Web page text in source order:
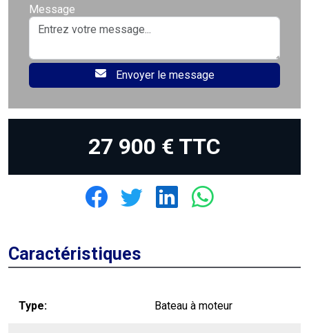
Message
Envoyer le message
27 900 € TTC
Caractéristiques
Type Bateau à moteur